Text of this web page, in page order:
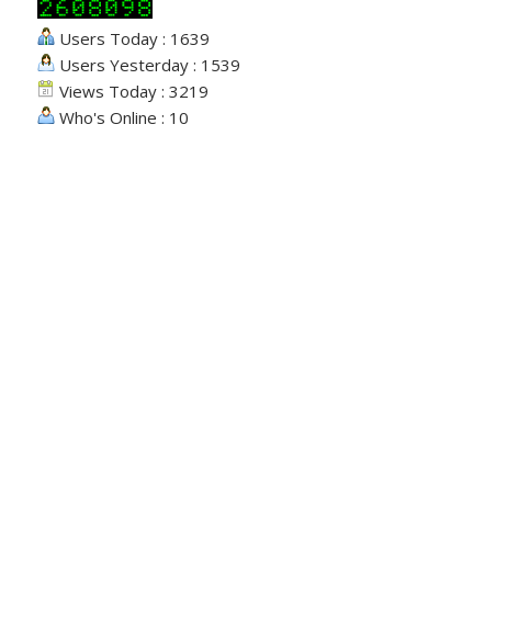
Users Today : 1639
Users Yesterday : 1539
Views Today : 3219
Who's Online : 10